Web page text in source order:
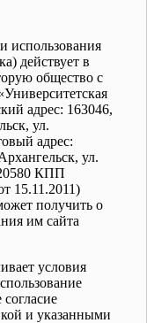
использования
действует в
общество с
адрес: 163046,
ул.
адрес:
ул.
КПП
15.11.2011)
получить о
им сайта
условия
согласие
и указанными